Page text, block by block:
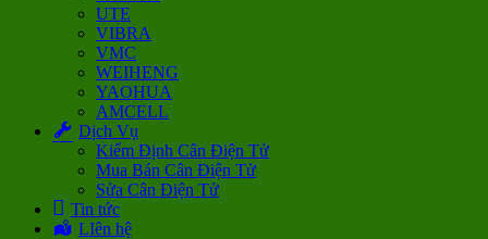
UTE
VIBRA
VMC
WEIHENG
YAOHUA
AMCELL
Dịch Vụ
Kiểm Định Cân Điện Tử
Mua Bán Cân Điện Tử
Sửa Cân Điện Tử
Tin tức
LIên hệ